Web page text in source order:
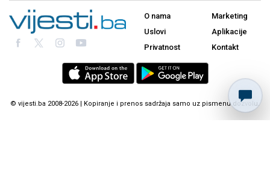
O nama
Uslovi
Privatnost
Marketing
Aplikacije
Kontakt
© vijesti.ba 2008-2026 | Kopiranje i prenos sadržaja samo uz pismenu dozvolu.